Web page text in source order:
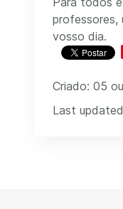
professores,
vosso dia.
Criado: 05
Last